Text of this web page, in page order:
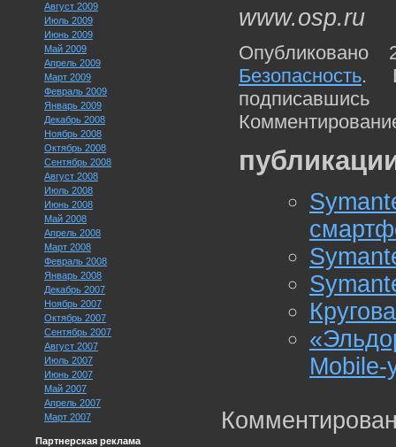
Август 2009
Июль 2009
Июнь 2009
Май 2009
Апрель 2009
Март 2009
Февраль 2009
Январь 2009
Декабрь 2008
Ноябрь 2008
Октябрь 2008
Сентябрь 2008
Август 2008
Июль 2008
Июнь 2008
Май 2008
Апрель 2008
Март 2008
Февраль 2008
Январь 2008
Декабрь 2007
Ноябрь 2007
Октябрь 2007
Сентябрь 2007
Август 2007
Июль 2007
Июнь 2007
Май 2007
Апрель 2007
Март 2007
Партнерская реклама
www.osp.ru
Безопасность.
Mobile-